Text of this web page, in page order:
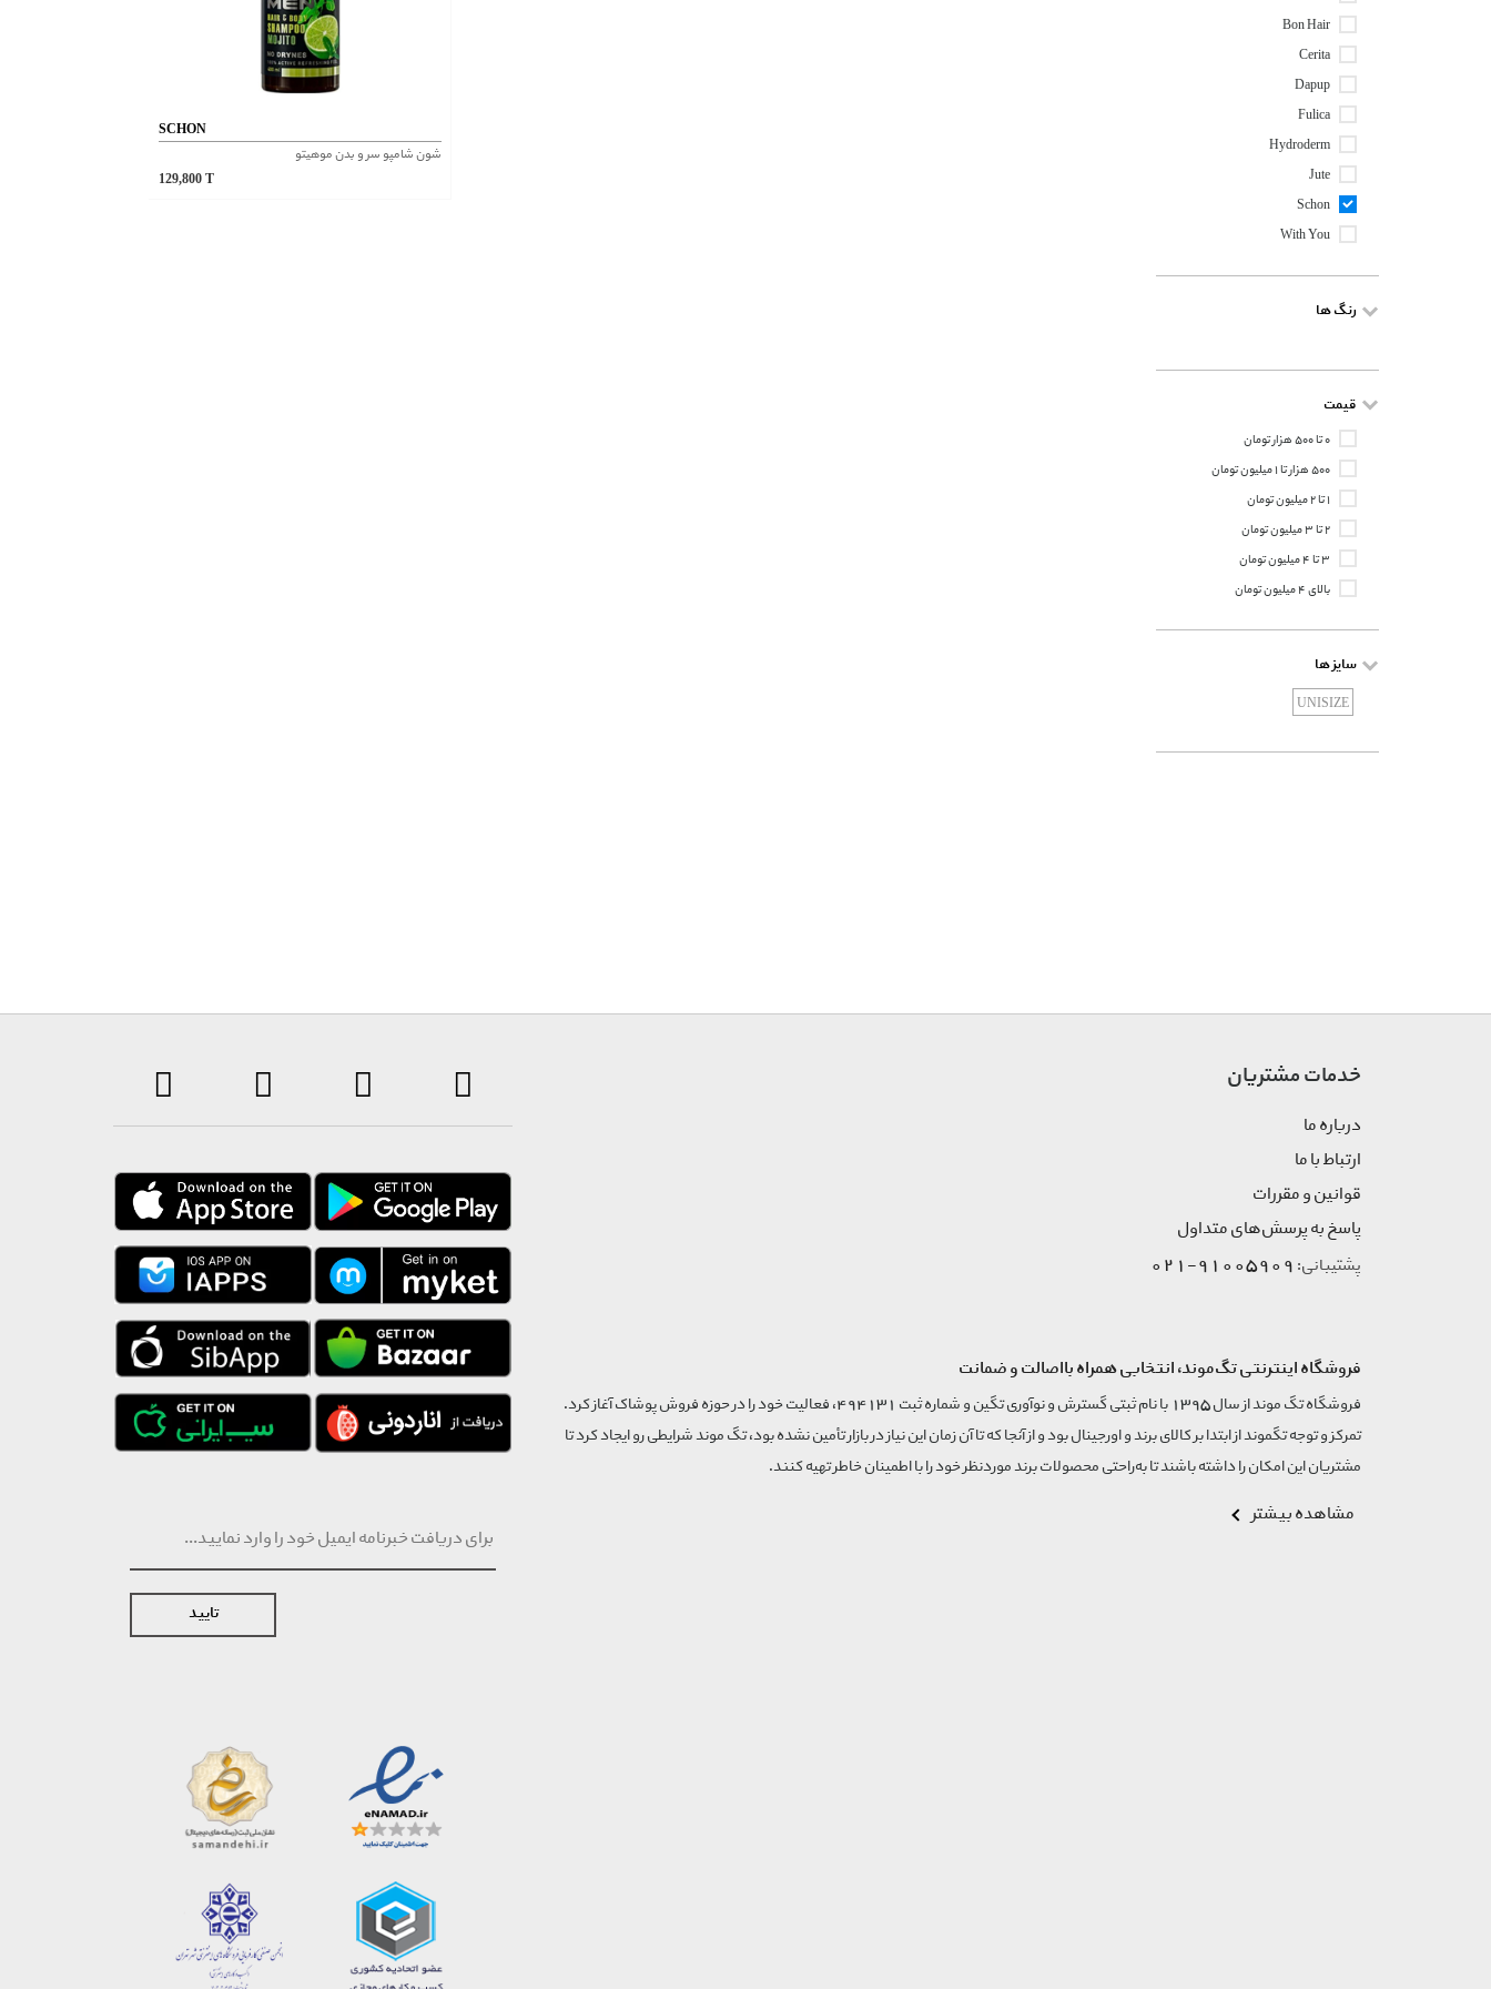
SCHON
شون شامپو سر و بدن موهیتو
129,800 T
Bon Hair
Cerita
Dapup
Fulica
Hydroderm
Jute
Schon
With You
رنگ ها
قیمت
۰ تا ۵۰۰ هزار تومان
۵۰۰ هزار تا ۱ میلیون تومان
۱ تا ۲ میلیون تومان
۲ تا ۳ میلیون تومان
۳ تا ۴ میلیون تومان
بالای ۴ میلیون تومان
سایز ها
UNISIZE
تایید
خدمات مشتریان
درباره ما
ارتباط با ما
قوانین و مقررات
پاسخ به پرسش‌های متداول
پشتیبانی: 91005909-021
فروشگاه اینترنتی تگ‌موند، انتخابی همراه بااصالت و ضمانت
فروشگاه تگ موند از سال 1395 با نام ثبتی گسترش و نوآوری تگین و شماره ثبت 494131، فعالیت خود را در حوزه فروش پوشاک آغاز کرد.
تمرکز و توجه تگموند از ابتدا بر کالای برند و اورجینال بود و از آنجا که تا آن زمان این نیاز در بازار تأمین نشده بود، تگ موند شرایطی رو ایجاد کرد تا
مشتریان این امکان را داشته باشند تا به‌راحتی محصولات برند مورد‌نظر خود را با اطمینان خاطر تهیه کنند.
مشاهده بیشتر